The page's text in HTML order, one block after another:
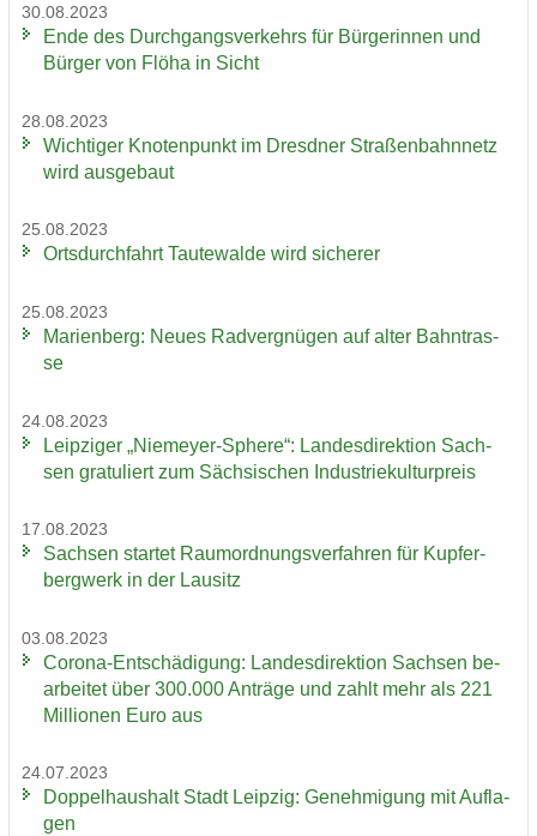
30.08.2023
Ende des Durch­gangs­ver­kehrs für Bür­ge­rin­nen und
Bür­ger von Flöha in Sicht
28.08.2023
Wich­ti­ger Kno­ten­punkt im Dresd­ner Stra­ßen­bahn­netz
wird aus­ge­baut
25.08.2023
Orts­durch­fahrt Tau­te­wal­de wird si­che­rer
25.08.2023
Ma­ri­en­berg: Neues Rad­ver­gnü­gen auf alter Bahn­tras­
se
24.08.2023
Leip­zi­ger „Niemeyer-​Sphere“: Lan­des­di­rek­ti­on Sach­
sen gra­tu­liert zum Säch­si­schen In­dus­trie­kul­tur­preis
17.08.2023
Sach­sen star­tet Raum­ord­nungs­ver­fah­ren für Kup­fer­
berg­werk in der Lau­sitz
03.08.2023
Corona-​Entschädigung: Lan­des­di­rek­ti­on Sach­sen be­
ar­bei­tet über 300.000 An­trä­ge und zahlt mehr als 221
Mil­lio­nen Euro aus
24.07.2023
Dop­pel­haus­halt Stadt Leip­zig: Ge­neh­mi­gung mit Auf­la­
gen